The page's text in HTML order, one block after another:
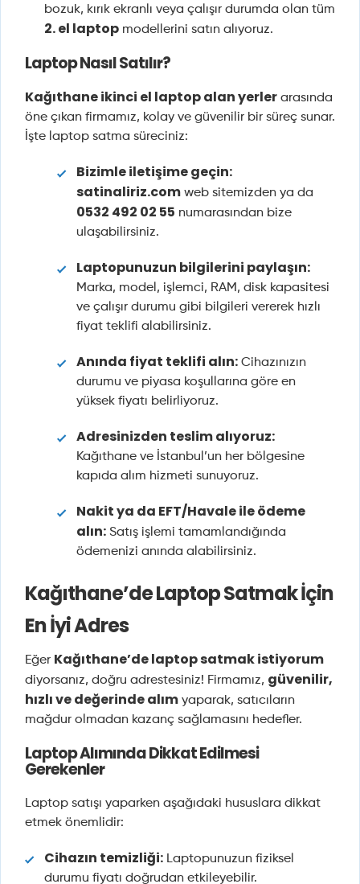
bozuk, kırık ekranlı veya çalışır durumda olan tüm
2. el laptop modellerini satın alıyoruz.
Laptop Nasıl Satılır?
Kağıthane ikinci el laptop alan yerler arasında
öne çıkan firmamız, kolay ve güvenilir bir süreç sunar.
İşte laptop satma süreciniz:
Bizimle iletişime geçin:
satinaliriz.com web sitemizden ya da
0532 492 02 55 numarasından bize
ulaşabilirsiniz.
Laptopunuzun bilgilerini paylaşın:
Marka, model, işlemci, RAM, disk kapasitesi
ve çalışır durumu gibi bilgileri vererek hızlı
fiyat teklifi alabilirsiniz.
Anında fiyat teklifi alın: Cihazınızın
durumu ve piyasa koşullarına göre en
yüksek fiyatı belirliyoruz.
Adresinizden teslim alıyoruz:
Kağıthane ve İstanbul’un her bölgesine
kapıda alım hizmeti sunuyoruz.
Nakit ya da EFT/Havale ile ödeme
alın: Satış işlemi tamamlandığında
ödemenizi anında alabilirsiniz.
Kağıthane’de Laptop Satmak İçin
En İyi Adres
Eğer Kağıthane’de laptop satmak istiyorum
diyorsanız, doğru adrestesiniz! Firmamız, güvenilir,
hızlı ve değerinde alım yaparak, satıcıların
mağdur olmadan kazanç sağlamasını hedefler.
Laptop Alımında Dikkat Edilmesi
Gerekenler
Laptop satışı yaparken aşağıdaki hususlara dikkat
etmek önemlidir:
Cihazın temizliği: Laptopunuzun fiziksel
durumu fiyatı doğrudan etkileyebilir.